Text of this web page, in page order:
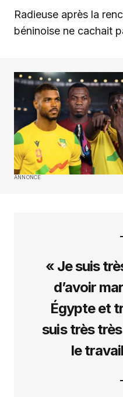
Radieuse après la
béninoise ne cachait
ANNONCE
« Je suis
d’avoir
Égypte et
suis très
le